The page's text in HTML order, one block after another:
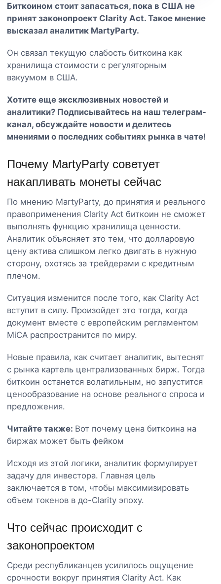
Биткоином стоит запасаться, пока в США не
принят законопроект Clarity Act. Такое мнение
высказал аналитик MartyParty.
Он связал текущую слабость биткоина как
хранилища стоимости с регуляторным
вакуумом в США.
Хотите еще эксклюзивных новостей и
аналитики? Подписывайтесь на наш телеграм-
канал, обсуждайте новости и делитесь
мнениями о последних событиях рынка в чате!
Почему MartyParty советует
накапливать монеты сейчас
По мнению MartyParty, до принятия и реального
правоприменения Clarity Act биткоин не сможет
выполнять функцию хранилища ценности.
Аналитик объясняет это тем, что долларовую
цену актива слишком легко двигать в нужную
сторону, охотясь за трейдерами с кредитным
плечом.
Ситуация изменится после того, как Clarity Act
вступит в силу. Произойдет это тогда, когда
документ вместе с европейским регламентом
MiCA распространится по миру.
Новые правила, как считает аналитик, вытеснят
с рынка картель централизованных бирж. Тогда
биткоин останется волатильным, но запустится
ценообразование на основе реального спроса и
предложения.
Читайте также: Вот почему цена биткоина на
биржах может быть фейком
Исходя из этой логики, аналитик формулирует
задачу для инвестора. Главная цель
заключается в том, чтобы максимизировать
объем токенов в до-Clarity эпоху.
Что сейчас происходит с
законопроектом
Среди республиканцев усилилось ощущение
срочности вокруг принятия Clarity Act. Как